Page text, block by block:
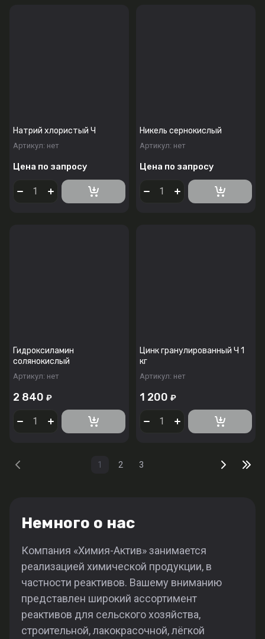
Натрий хлористый Ч
Артикул: нет
Цена по запросу
Никель сернокислый
Артикул: нет
Цена по запросу
Гидроксиламин
солянокислый
Артикул: нет
2 840 ₽
Цинк гранулированный Ч 1
кг
Артикул: нет
1 200 ₽
1 2 3
Немного о нас
Компания «Химия-Актив» занимается
реализацией химической продукции, в
частности реактивов. Вашему вниманию
представлен широкий ассортимент
реактивов для сельского хозяйства,
строительной, лакокрасочной, лёгкой